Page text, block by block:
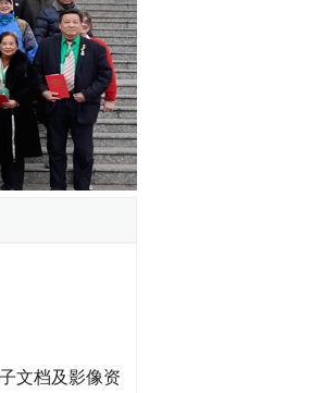
文档及影像资